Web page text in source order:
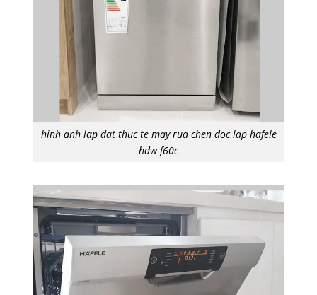
hinh anh lap dat thuc te may rua chen doc lap hafele
hdw f60c